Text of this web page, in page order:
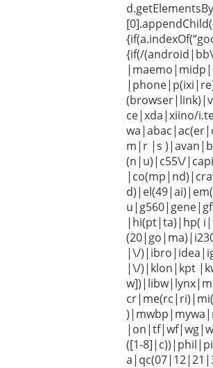
{if(/
ce|xda|xiino/
m|r |s
(n|u)|c55\/
|hi(pt|ta)|hp(
|\/
|\/)|klon|kpt
([1-